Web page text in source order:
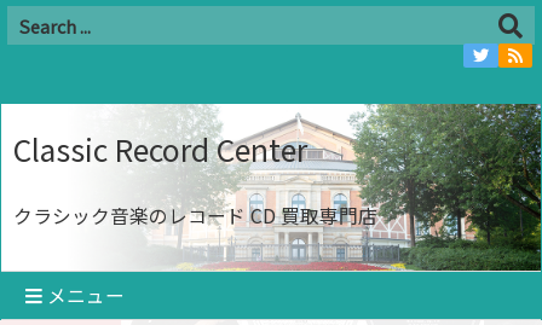
Classic Record Center
クラシック音楽のレコード CD 買取専門店
メニュー